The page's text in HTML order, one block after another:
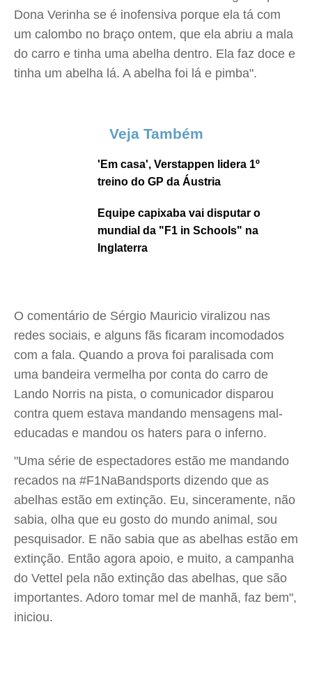
Dona Verinha se é inofensiva porque ela tá com
um calombo no braço ontem, que ela abriu a mala
do carro e tinha uma abelha dentro. Ela faz doce e
tinha um abelha lá. A abelha foi lá e pimba".
Veja Também
'Em casa', Verstappen lidera 1º
treino do GP da Áustria
Equipe capixaba vai disputar o
mundial da "F1 in Schools" na
Inglaterra
O comentário de Sérgio Mauricio viralizou nas
redes sociais, e alguns fãs ficaram incomodados
com a fala. Quando a prova foi paralisada com
uma bandeira vermelha por conta do carro de
Lando Norris na pista, o comunicador disparou
contra quem estava mandando mensagens mal-
educadas e mandou os haters para o inferno.
"Uma série de espectadores estão me mandando
recados na #F1NaBandsports dizendo que as
abelhas estão em extinção. Eu, sinceramente, não
sabia, olha que eu gosto do mundo animal, sou
pesquisador. E não sabia que as abelhas estão em
extinção. Então agora apoio, e muito, a campanha
do Vettel pela não extinção das abelhas, que são
importantes. Adoro tomar mel de manhã, faz bem",
iniciou.